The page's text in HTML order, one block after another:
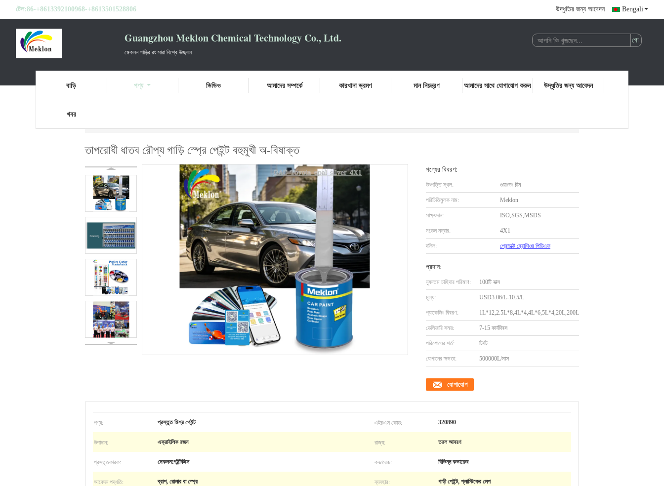
টেল:86-+8613392100968-+8613501528806 উদ্ধৃতির জন্য আবেদন Bengali
Guangzhou Meklon Chemical Technology Co., Ltd.
মেকলন গাড়ির রং সারা বিশ্বে উজ্জ্বল
বাড়ি পণ্য ভিডিও আমাদের সম্পর্কে কারখানা ভ্রমণ মান নিয়ন্ত্রণ আমাদের সাথে যোগাযোগ করুন উদ্ধৃতির জন্য আবেদন
খবর
তাপরোধী ধাতব রৌপ্য গাড়ি স্প্রে পেইন্ট বহুমুখী অ-বিষাক্ত
পণ্যের বিবরণ:
উৎপত্তি স্থল: গুয়াংডং চীন
পরিচিতিমুলক নাম: Meklon
সাক্ষ্যদান: ISO,SGS,MSDS
মডেল নম্বার: 4X1
দলিল: প্রোডাক্ট ব্রোশিওর পিডিএফ
প্রদান:
ন্যূনতম চাহিদার পরিমাণ: 100টি বাক্স
মূল্য: USD3.06/L-10.5/L
প্যাকেজিং বিবরণ: 1L*12,2.5L*8,4L*4,4L*6,5L*4,20L,200L
ডেলিভারি সময়: 7-15 কার্যদিবস
পরিশোধের শর্ত: টি/টি
যোগানের ক্ষমতা: 500000L/মাস
যোগাযোগ
পণ্য: প্রস্তুত মিশ্র পেইন্ট এইচএস কোড: 320890
উপাদান: এক্রাইলিক রজন রাজ্য: তরল আবরণ
প্রস্তুতকারক: মেকলনপেইন্টমিক্স কভারেজ: বিভিন্ন কভারেজ
আবেদন পদ্ধতি: ব্রাশ, রোলার বা স্প্রে ব্যবহার: গাড়ী পেইন্ট, প্লাস্টিকের লেপ